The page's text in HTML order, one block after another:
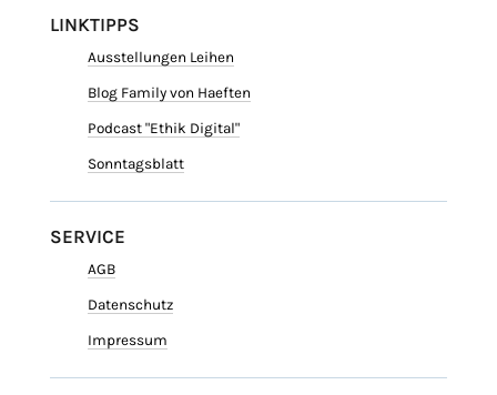
LINKTIPPS
Ausstellungen Leihen
Blog Family von Haeften
Podcast "Ethik Digital"
Sonntagsblatt
SERVICE
AGB
Datenschutz
Impressum